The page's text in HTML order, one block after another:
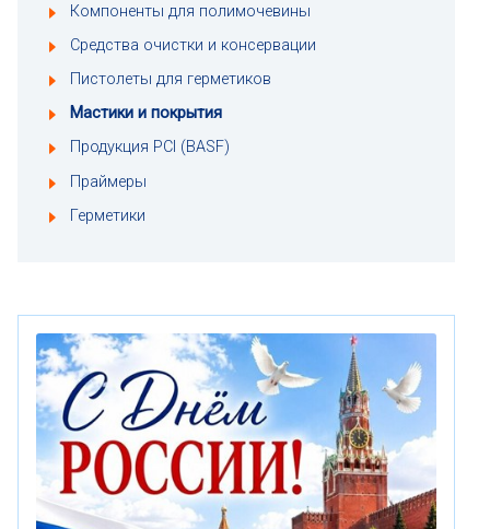
Компоненты для полимочевины
Средства очистки и консервации
Пистолеты для герметиков
Мастики и покрытия
Продукция PCI (BASF)
Праймеры
Герметики